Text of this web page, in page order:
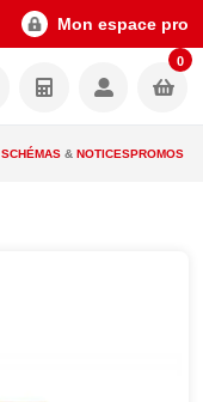
Mon espace pro
0
SCHÉMAS & NOTICESPROMOS